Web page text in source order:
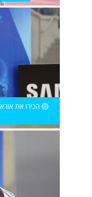
🏐 הכירו את